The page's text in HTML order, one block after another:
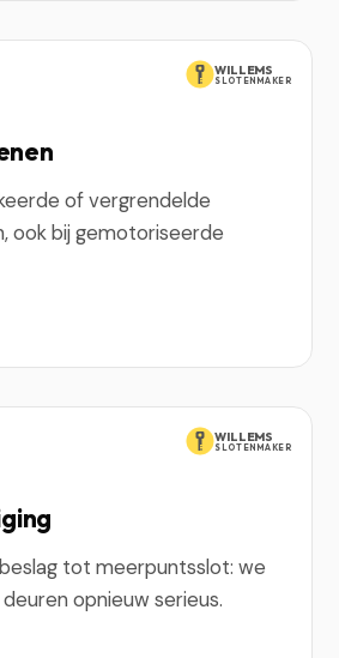
WILLEMS
SLOTENMAKER
of vergrendelde
ook bij gemotoriseerde
WILLEMS
SLOTENMAKER
tot meerpuntsslot: we
opnieuw serieus.